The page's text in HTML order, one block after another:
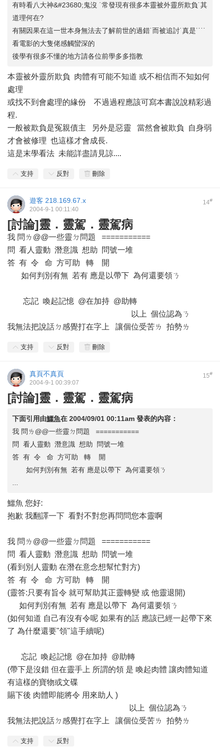
有時看八大神&#23680;鬼沒 ˙常發現有很多本靈被外靈所欺負˙其
道理何在?
有關因果在這一世本身無法去了解前世的過錯˙而被追討˙真是˙˙˙˙
看電影的大隻佬感觸蠻深的
後學有很多不懂的地方請各位前學多多指教
本靈被外靈所欺負 肉體有可能不知道 或不相信而不知如何
處理
或找不到會處理的緣份 不過過程應該可寫本書說說精彩過
程.
一般被欺負是冤親債主 另外是惡靈 當然會被欺負 自身弱
才會被修理 也這樣才會成長.
這是末學看法 未能詳盡請見諒....
支持 反對 刪除
14#
遊客 218.169.67.x
2004-9-1 00:11:40
[討論]靈．靈駕．靈駕病
我 問ㄌ@@一些靈ㄉ問題 ===========
問 看人靈動 潛意識 想助 問號一堆
答 有 令 命 方可助 轉 開
如何判別有無 若有 應是以帶下 為何還要領ㄋ
忘記 喚起記憶 @在加持 @助轉
以上 個位認為ㄋ
我無法把說話ㄉ感覺打在字上 讓個位受苦ㄌ 拍勢ㄌ
支持 反對 刪除
15#
真頁不真頁
2004-9-1 00:39:07
[討論]靈．靈駕．靈駕病
下面引用由鱷魚在 2004/09/01 00:11am 發表的內容：
我 問ㄌ@@一些靈ㄉ問題 ===========
問 看人靈動 潛意識 想助 問號一堆
答 有 令 命 方可助 轉 開
如何判別有無 若有 應是以帶下 為何還要領ㄋ
鱷魚 您好:
抱歉 我翻譯一下 看對不對您再問問您本靈啊
我 問ㄌ@@一些靈ㄉ問題 ===========
問 看人靈動 潛意識 想助 問號一堆
(看到別人靈動 在潛在意念想幫忙對方)
答 有 令 命 方可助 轉 開
(靈答:只要有旨令 就可幫助其正靈轉變 或 他靈退開)
如何判別有無 若有 應是以帶下 為何還要領ㄋ
(如何知道 自己有沒有令呢 如果有的話 應該已經一起帶下來
了 為什麼還要"領"這手續呢)
忘記 喚起記憶 @在加持 @助轉
(帶下是沒錯 但在靈手上 所謂的領 是 喚起肉體 讓肉體知道
有這樣的寶物或文碟
賜下後 肉體即能將令 用來助人 )
以上 個位認為ㄋ
我無法把說話ㄉ感覺打在字上 讓個位受苦ㄌ 拍勢ㄌ
支持 反對